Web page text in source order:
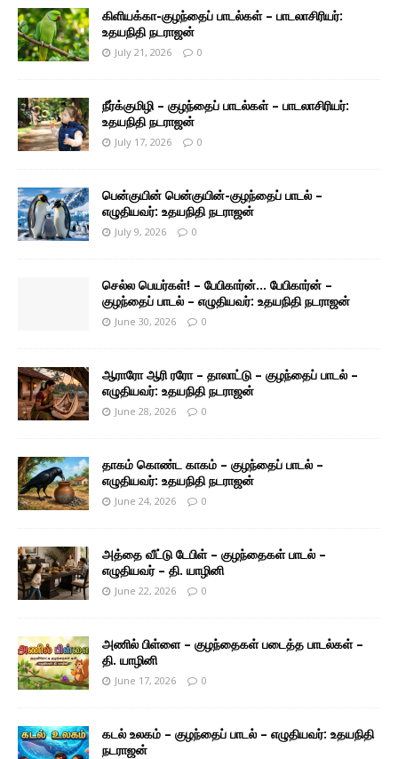
கிளியக்கா-குழந்தைப் பாடல்கள் – பாடலாசிரியர்:
உதயநிதி நடராஜன்
July 21, 2026 0
நீர்க்குமிழி – குழந்தைப் பாடல்கள் – பாடலாசிரியர்:
உதயநிதி நடராஜன்
July 17, 2026 0
பென்குயின் பென்குயின்-குழந்தைப் பாடல் –
எழுதியவர்: உதயநிதி நடராஜன்
July 9, 2026 0
செல்ல பெயர்கள்! – பேபிகார்ன்… பேபிகார்ன் –
குழந்தைப் பாடல் – எழுதியவர்: உதயநிதி நடராஜன்
June 30, 2026 0
ஆராரோ ஆரி ரரோ – தாலாட்டு – குழந்தைப் பாடல் –
எழுதியவர்: உதயநிதி நடராஜன்
June 28, 2026 0
தாகம் கொண்ட காகம் – குழந்தைப் பாடல் –
எழுதியவர்: உதயநிதி நடராஜன்
June 24, 2026 0
அத்தை வீட்டு டேபிள் – குழந்தைகள் பாடல் –
எழுதியவர் – தி. யாழினி
June 22, 2026 0
அணில் பிள்ளை – குழந்தைகள் படைத்த பாடல்கள் –
தி. யாழினி
June 17, 2026 0
கடல் உலகம் – குழந்தைப் பாடல் – எழுதியவர்: உதயநிதி
நடராஜன்